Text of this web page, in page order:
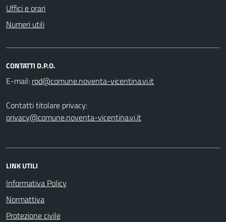
Uffici e orari
Numeri utili
CONTATTI D.P.O.
E-mail:
Contatti titolare privacy:
privacy@comune.noventa-vicentina.vi.it
LINK UTILI
Informativa Policy
Normattiva
Protezione civile